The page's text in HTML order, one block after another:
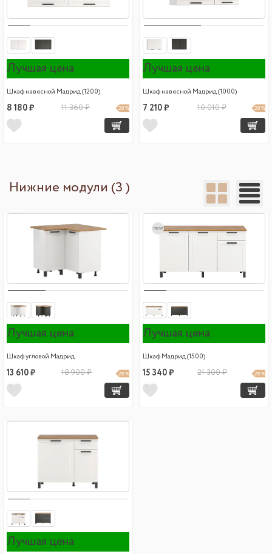
Лучшая цена
Шкаф навесной Мадрид (1200)
8 180 ₽ 11 360 ₽ 28 %
Лучшая цена
Шкаф навесной Мадрид (1000)
7 210 ₽ 10 010 ₽ 28 %
Нижние модули (3 )
Лучшая цена
Шкаф угловой Мадрид
13 610 ₽ 18 900 ₽ 28 %
new
Лучшая цена
Шкаф Мадрид (1500)
15 340 ₽ 21 300 ₽ 28 %
Лучшая цена